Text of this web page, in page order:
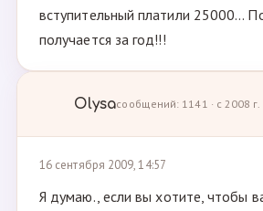
вступительный платили 25000...
получается за год!!!
Olysaсообщений: 1141 · с 2008 г.
16 сентября 2009, 14:57
Я думаю., если вы хотите, чтобы